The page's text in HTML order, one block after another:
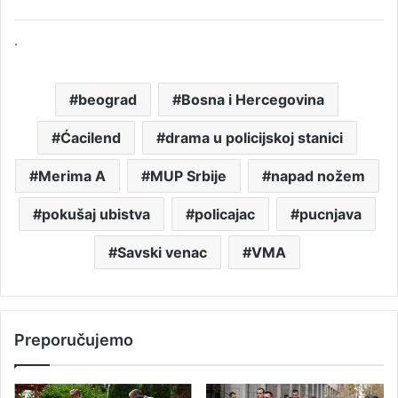
.
beograd Bosna i Hercegovina
Ćacilend drama u policijskoj stanici
Merima A MUP Srbije napad nožem
pokušaj ubistva policajac pucnjava
Savski venac VMA
Preporučujemo